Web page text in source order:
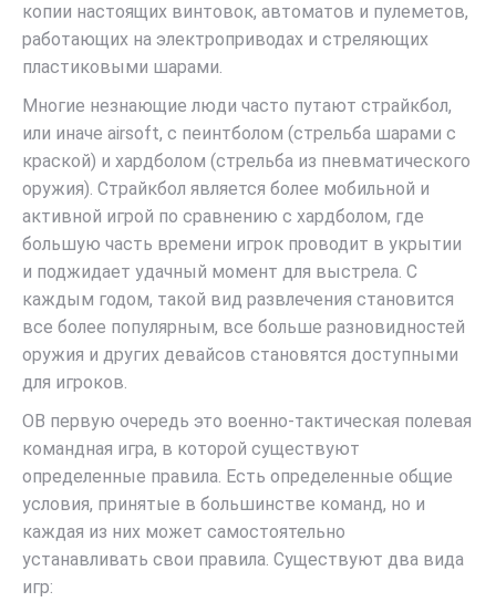
копии настоящих винтовок, автоматов и пулеметов,
работающих на электроприводах и стреляющих
пластиковыми шарами.
Многие незнающие люди часто путают страйкбол,
или иначе airsoft, с пеинтболом (стрельба шарами с
краской) и хардболом (стрельба из пневматического
оружия). Страйкбол является более мобильной и
активной игрой по сравнению с хардболом, где
большую часть времени игрок проводит в укрытии
и поджидает удачный момент для выстрела. С
каждым годом, такой вид развлечения становится
все более популярным, все больше разновидностей
оружия и других девайсов становятся доступными
для игроков.
ОВ первую очередь это военно-тактическая полевая
командная игра, в которой существуют
определенные правила. Есть определенные общие
условия, принятые в большинстве команд, но и
каждая из них может самостоятельно
устанавливать свои правила. Существуют два вида
игр: